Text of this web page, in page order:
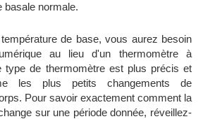
basale normale.
de base, vous aurez besoin
au lieu d'un thermomètre à
type de thermomètre est plus précis et
les plus petits changements de
Pour savoir exactement comment la
sur une période donnée, réveillez-